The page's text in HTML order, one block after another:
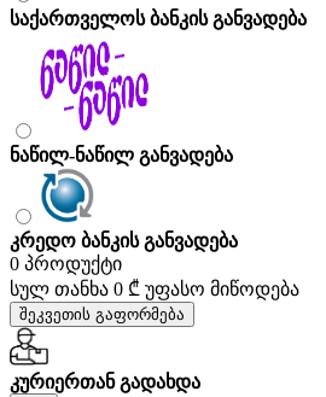
საქართველოს ბანკის განვადება
ნაწილ-ნაწილ განვადება
კრედო ბანკის განვადება
0 პროდუქტი
სულ თანხა 0 ₾ უფასო მიწოდება
შეკვეთის გაფორმება
კურიერთან გადახდა